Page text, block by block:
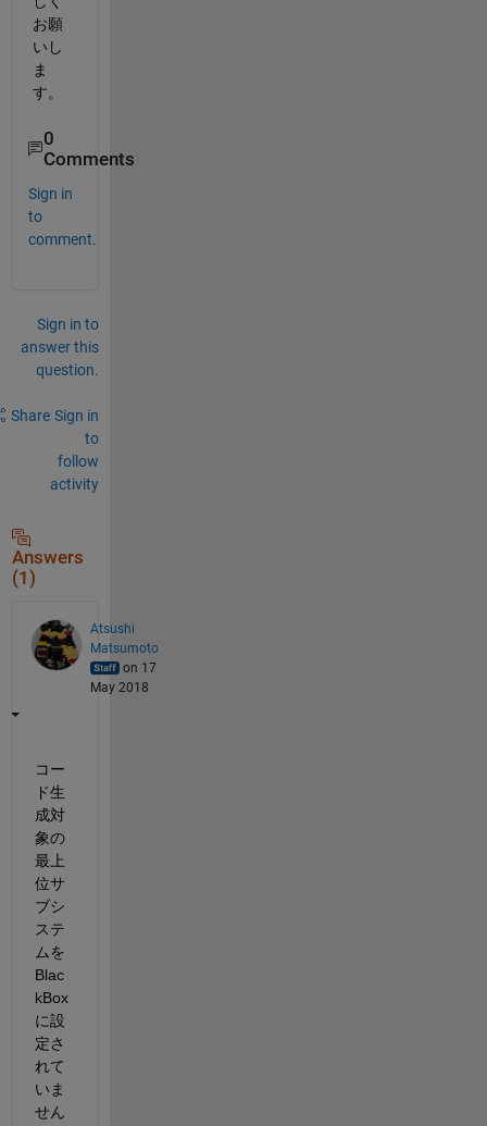
お願
いし
ま
す。
0
Comments
Sign in
to
comment.
Sign in to
answer this
question.
Share Sign in
to
follow
activity
Answers
(1)
Atsushi
Matsumoto
on 17
May 2018
コー
ド生
成対
象の
最上
位サ
ブシ
ステ
ムを
Blac
kBox
に設
定さ
れて
いま
せん